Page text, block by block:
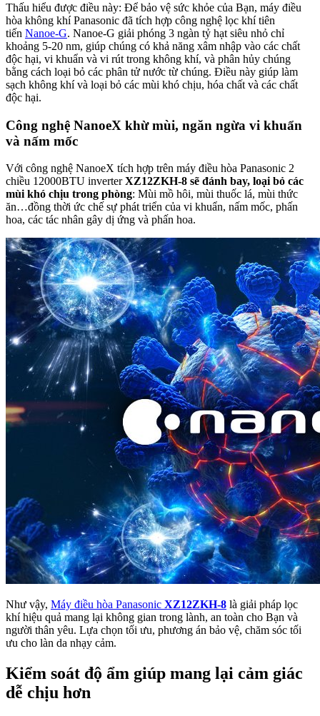
Thấu hiểu được điều này: Để bảo vệ sức khỏe của Bạn, máy điều
hòa không khí Panasonic đã tích hợp công nghệ lọc khí tiên
tiến Nanoe-G. Nanoe-G giải phóng 3 ngàn tỷ hạt siêu nhỏ chỉ
khoảng 5-20 nm, giúp chúng có khả năng xâm nhập vào các chất
độc hại, vi khuẩn và vi rút trong không khí, và phân hủy chúng
bằng cách loại bỏ các phân tử nước từ chúng. Điều này giúp làm
sạch không khí và loại bỏ các mùi khó chịu, hóa chất và các chất
độc hại.
Công nghệ NanoeX khừ mùi, ngăn ngừa vi khuẩn
và nấm mốc
Với công nghệ NanoeX tích hợp trên máy điều hòa Panasonic 2
chiều 12000BTU inverterXZ12ZKH-8 sẽ đánh bay, loại bỏ các
mùi khó chịu trong phòng: Mùi mồ hôi, mùi thuốc lá, mùi thức
ăn…đồng thời ức chế sự phát triển của vi khuẩn, nấm mốc, phấn
hoa, các tác nhân gây dị ứng và phấn hoa.
Như vậy, Máy điều hòa Panasonic XZ12ZKH-8 là giải pháp lọc
khí hiệu quả mang lại không gian trong lành, an toàn cho Bạn và
người thân yêu. Lựa chọn tối ưu, phương án bảo vệ, chăm sóc tối
ưu cho làn da nhạy cảm.
Kiểm soát độ ẩm giúp mang lại cảm giác
dễ chịu hơn